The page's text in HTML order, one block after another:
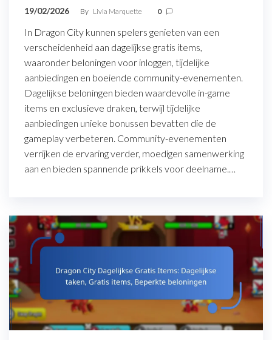
19/02/2026 By Livia Marquette 0
In Dragon City kunnen spelers genieten van een
verscheidenheid aan dagelijkse gratis items,
waaronder beloningen voor inloggen, tijdelijke
aanbiedingen en boeiende community-evenementen.
Dagelijkse beloningen bieden waardevolle in-game
items en exclusieve draken, terwijl tijdelijke
aanbiedingen unieke bonussen bevatten die de
gameplay verbeteren. Community-evenementen
verrijken de ervaring verder, moedigen samenwerking
aan en bieden spannende prikkels voor deelname.…